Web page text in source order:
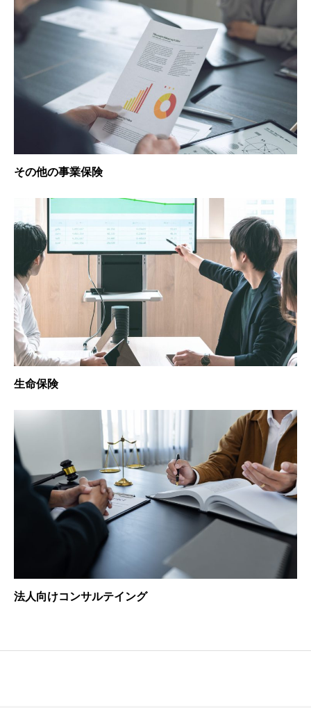
その他の事業保険
生命保険
法人向けコンサルテイング